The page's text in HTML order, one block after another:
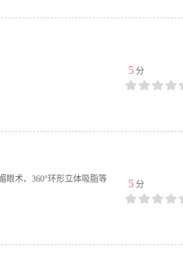
5 分
眼术、360°环形立体吸脂等
5 分